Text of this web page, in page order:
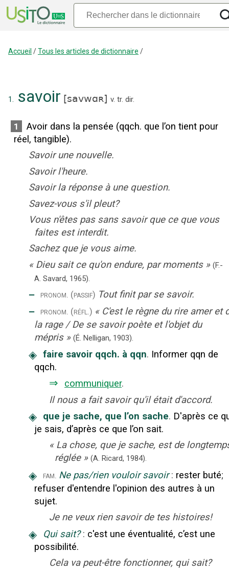
Accueil /Tous les articles de dictionnaire /
1. savoir [savwɑʀ] v. tr. dir.
1
Avoir dans la pensée (qqch. que l’on tient pour
réel, tangible).
Savoir une nouvelle.
Savoir l'heure.
Savoir la réponse à une question.
Savez-vous s'il pleut?
Vous n'êtes pas sans savoir que ce que vous
faites est interdit.
Sachez que je vous aime.
« Dieu sait ce qu'on endure, par moments » (F.-
A. Savard, 1965).
‒ pronom. (passif) Tout finit par se savoir.
‒ pronom. (réfl.) « C'est le règne du rire amer et
la rage / De se savoir poète et l'objet du
mépris » (É. Nelligan, 1903).
◈ faire savoir qqch. à qqn. Informer qqn de
qqch.
⇒ communiquer.
Il nous a fait savoir qu'il était d'accord.
◈ que je sache, que l’on sache. D'après ce
je sais, d’après ce que l’on sait.
« La chose, que je sache, est de
réglée » (A. Ricard, 1984).
◈ fam. Ne pas/rien vouloir savoir : rester buté;
refuser d'entendre l'opinion des autres à un
sujet.
Je ne veux rien savoir de tes histoires!
◈ Qui sait? : c'est une éventualité, c’est une
possibilité.
Cela va peut-être fonctionner, qui sait?